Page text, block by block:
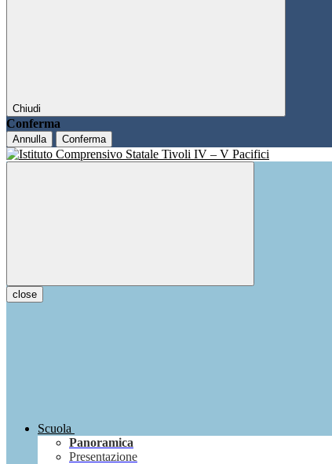
Chiudi
Conferma
Annulla Conferma
close
Scuola
Panoramica
Presentazione